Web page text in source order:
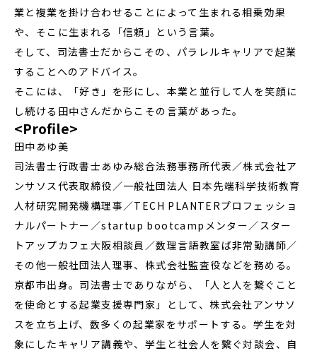
業と複業を掛け合わせることによって生まれる相乗効果
や、そこに生まれる「信頼」という言葉。
そして、司法書士だからこその、パラレルキャリアで起業
することへのアドバイス。
そこには、「好き」を形にし、本業と並行して人を笑顔に
し続ける田中さんだからこその言葉があった。
<Profile>
田中あゆ美
司法書⼠⾏政書⼠あゆみ総合法務事務所代表／株式会社ア
ンサソス代表取締役／⼀般社団法⼈ ⽇本先端科学技術教育
⼈材研究開発機構理事／TECH PLANTERプロフェッショ
ナルパートナー／startup bootcampメンター／スター
トアップカフェ⼤阪相談員／数理⾔語教室ば⾮常勤講師／
その他一般社団法人理事、株式会社監査役などを務める。
京都市出身。司法書士でありながら、「人と人を繋ぐこと
を使命とする起業支援専門家」として、株式会社アンサソ
スを立ち上げ、数多くの起業家をサポートする。学生を対
象にしたキャリア講義や、学生と社会人を繋ぐ対談会、自